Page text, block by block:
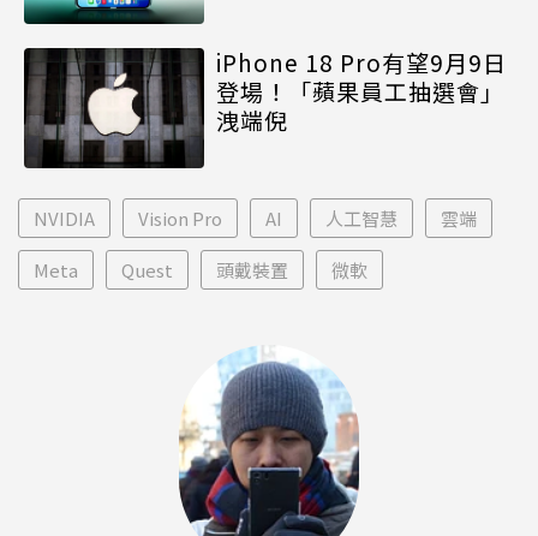
iPhone 18 Pro有望9月9日
登場！「蘋果員工抽選會」
洩端倪
NVIDIA Vision Pro AI 人工智慧 雲端
Meta Quest 頭戴裝置 微軟